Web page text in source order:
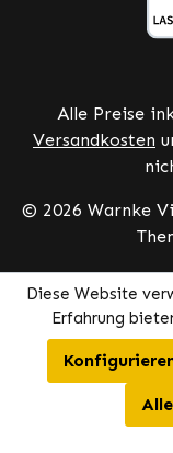
Alle Preise
Versandkosten
© 2026 Warnke
Diese Website
Erfahrung